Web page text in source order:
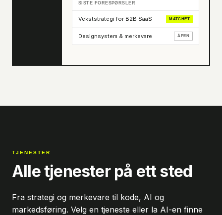
SISTE FORESPØRSLER
Vekststrategi for B2B SaaS MATCHET
Designsystem & merkevare ÅPEN
TJENESTER
Alle tjenester på ett sted
Fra strategi og merkevare til kode, AI og
markedsføring. Velg en tjeneste eller la AI-en finne